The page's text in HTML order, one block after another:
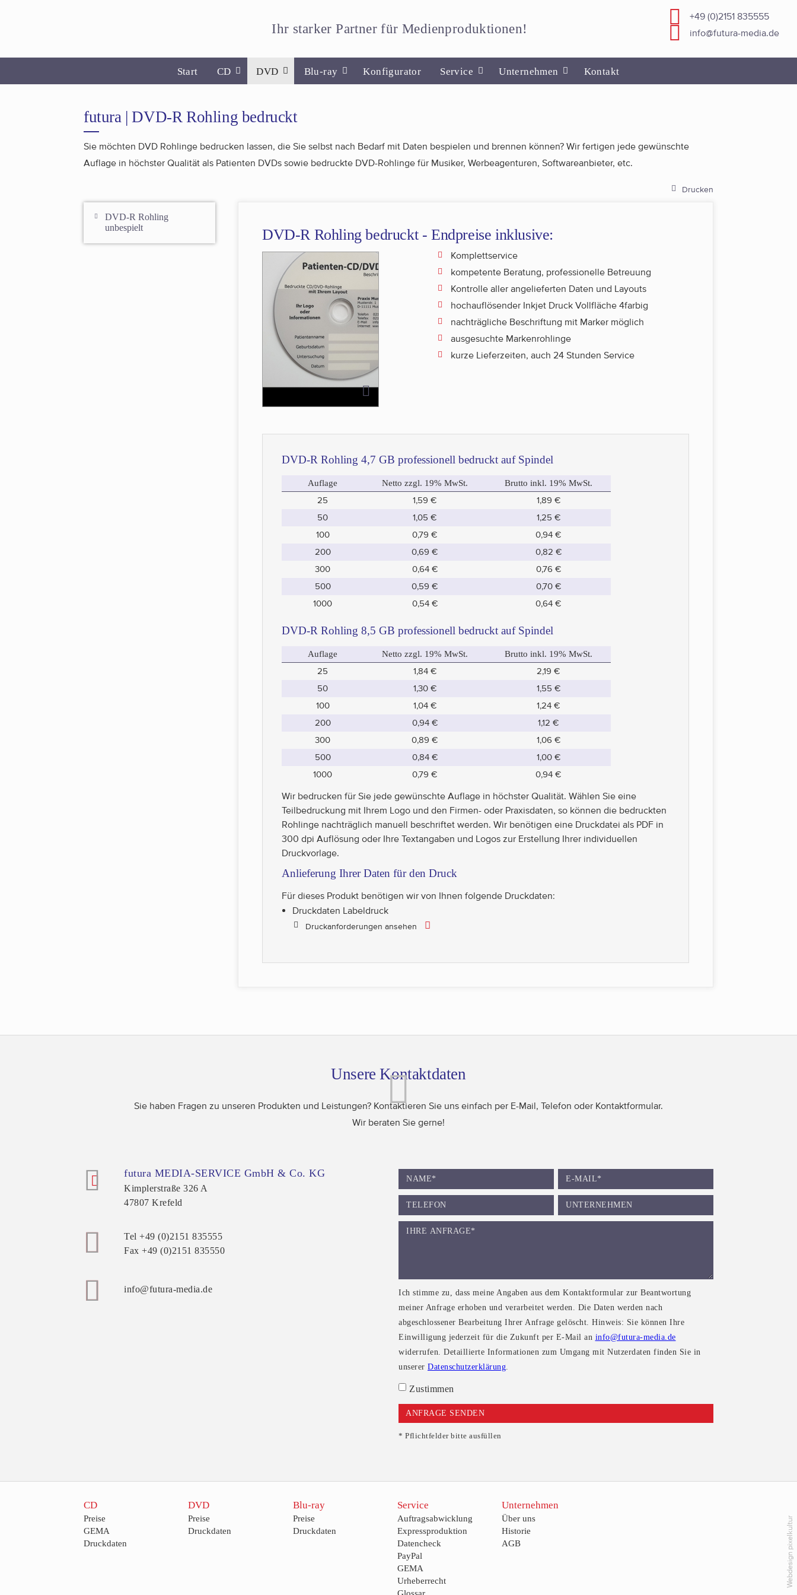
Ihr starker Partner für Medienproduktionen!
+49 (0)2151 835555
info@futura-media.de
Start CD DVD Blu-ray Konfigurator Service Unternehmen Kontakt
futura | DVD-R Rohling bedruckt
Sie möchten DVD Rohlinge bedrucken lassen, die Sie selbst nach Bedarf mit Daten bespielen und brennen können? Wir fertigen jede gewünschte
Auflage in höchster Qualität als Patienten DVDs sowie bedruckte DVD-Rohlinge für Musiker, Werbeagenturen, Softwareanbieter, etc.
Drucken
DVD-R Rohling
unbespielt
DVD-R Rohling bedruckt - Endpreise inklusive:
Komplettservice
kompetente Beratung, professionelle Betreuung
Kontrolle aller angelieferten Daten und Layouts
hochauflösender Inkjet Druck Vollfläche 4farbig
nachträgliche Beschriftung mit Marker möglich
ausgesuchte Markenrohlinge
kurze Lieferzeiten, auch 24 Stunden Service
DVD-R Rohling 4,7 GB professionell bedruckt auf Spindel
Auflage Netto zzgl. 19% MwSt. Brutto inkl. 19% MwSt.
25 1,59 €
1,89 €
50
1,05 €
1,25 €
100
0,79 €
0,94 €
200
0,69 €
0,82 €
300
0,64 €
0,76 €
500
0,59 €
0,70 €
1000
0,54 € 0,64 €
DVD-R Rohling 8,5 GB professionell bedruckt auf Spindel
Auflage Netto zzgl. 19% MwSt. Brutto inkl. 19% MwSt.
25 1,84 €
2,19 €
50
1,30 €
1,55 €
100
1,04 €
1,24 €
200
0,94 €
1,12 €
300
0,89 €
1,06 €
500
0,84 €
1,00 €
1000
0,79 € 0,94 €
Wir bedrucken für Sie jede gewünschte Auflage in höchster Qualität. Wählen Sie eine
Teilbedruckung mit Ihrem Logo und den Firmen- oder Praxisdaten, so können die bedruckten
Rohlinge nachträglich manuell beschriftet werden. Wir benötigen eine Druckdatei als PDF in
300 dpi Auflösung oder Ihre Textangaben und Logos zur Erstellung Ihrer individuellen
Druckvorlage.
Anlieferung Ihrer Daten für den Druck
Für dieses Produkt benötigen wir von Ihnen folgende Druckdaten:
Druckdaten Labeldruck
Druckanforderungen ansehen
Unsere Kontaktdaten
Sie haben Fragen zu unseren Produkten und Leistungen? Kontaktieren Sie uns einfach per E-Mail, Telefon oder Kontaktformular.
Wir beraten Sie gerne!
futura MEDIA-SERVICE GmbH & Co. KG
Kimplerstraße 326 A
47807 Krefeld
Tel +49 (0)2151 835555
Fax +49 (0)2151 835550
info@futura-media.de
Ich stimme zu, dass meine Angaben aus dem Kontaktformular zur Beantwortung
meiner Anfrage erhoben und verarbeitet werden. Die Daten werden nach
abgeschlossener Bearbeitung Ihrer Anfrage gelöscht. Hinweis: Sie können Ihre
Einwilligung jederzeit für die Zukunft per E-Mail an info@futura-media.de
widerrufen. Detaillierte Informationen zum Umgang mit Nutzerdaten finden Sie in
unserer Datenschutzerklärung.
Zustimmen
* Pflichtfelder bitte ausfüllen
CD
Preise
GEMA
Druckdaten
DVD
Preise
Druckdaten
Blu-ray
Preise
Druckdaten
Service
Auftragsabwicklung
Expressproduktion
Datencheck
PayPal
GEMA
Urheberrecht
Unternehmen
Über uns
Historie
AGB
Webdesign pixelkultur